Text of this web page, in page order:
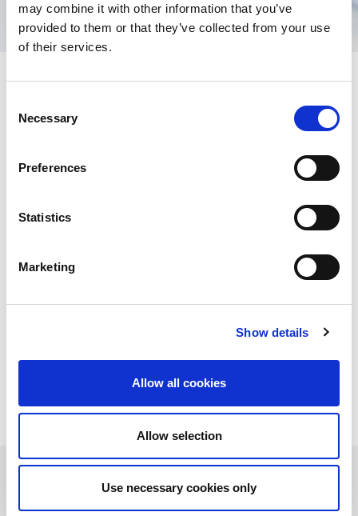
may combine it with other information that you’ve
provided to them or that they’ve collected from your use
of their services.
Selection
Necessary
Preferences
Statistics
Marketing
Show details
Allow all cookies
Allow selection
Use necessary cookies only
Un servizio efficiente e
tempestivo di fornitura delle
Un nuovo ambizioso progetto ha permesso ad AMADA di essere
ancora più efficiente e tempestiva nella fornitura delle parti di
”AMADA
La centralizzazione dei ricambi a livello europeo ci permette di
aumentare il numero di parti disponibili a stock e di velocizzare il
e più rapidamente le necessità dei nostri clienti.
loro qualità, unita alla professionalità dei nostri tecnici, ci